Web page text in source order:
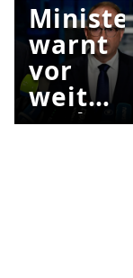
warnt
vor
weiteren